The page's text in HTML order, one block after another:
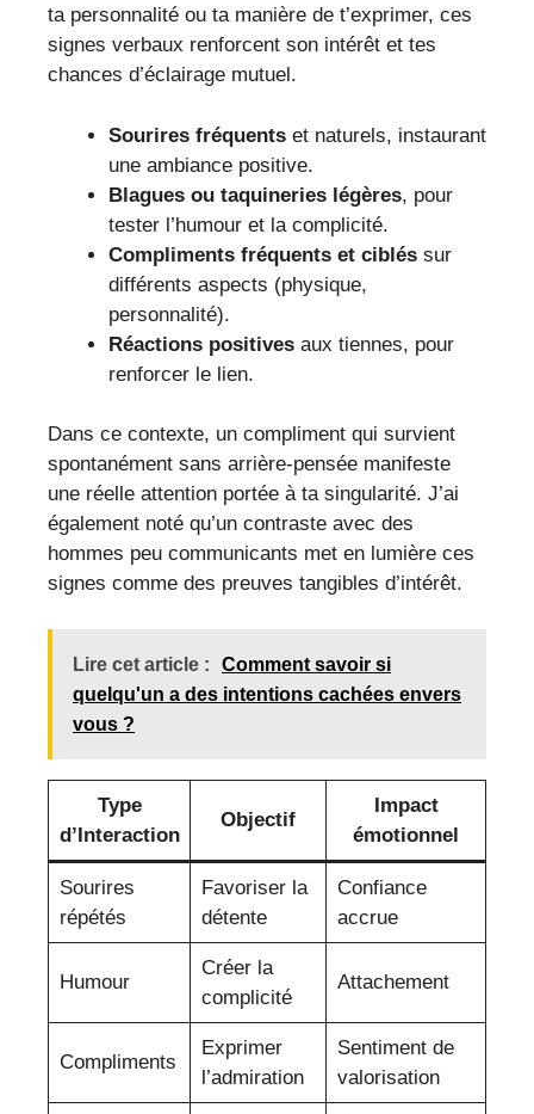
ta personnalité ou ta manière de t’exprimer, ces
signes verbaux renforcent son intérêt et tes
chances d’éclairage mutuel.
Sourires fréquents et naturels, instaurant
une ambiance positive.
Blagues ou taquineries légères, pour
tester l’humour et la complicité.
Compliments fréquents et ciblés sur
différents aspects (physique,
personnalité).
Réactions positives aux tiennes, pour
renforcer le lien.
Dans ce contexte, un compliment qui survient
spontanément sans arrière-pensée manifeste
une réelle attention portée à ta singularité. J’ai
également noté qu’un contraste avec des
hommes peu communicants met en lumière ces
signes comme des preuves tangibles d’intérêt.
Lire cet article :
Comment savoir si
quelqu'un a des intentions cachées envers
vous ?
Type
d’Interaction
Objectif
Impact
émotionnel
Sourires
répétés
Favoriser la
détente
Confiance
accrue
Humour
Créer la
complicité
Attachement
Compliments
Exprimer
l’admiration
Sentiment de
valorisation